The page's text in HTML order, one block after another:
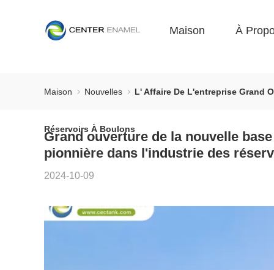
Maison À
Maison Nouvelles L' Affaire De L'entreprise Grand
Réservoirs À Boulons
Grand ouverture de la nouvelle
pionnière dans l'industrie des
2024-10-09